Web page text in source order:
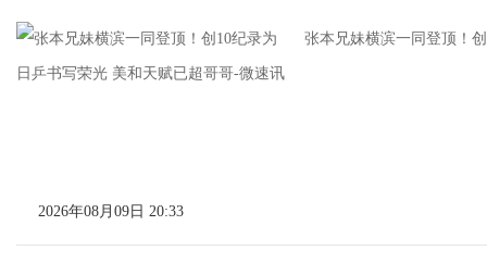
张本兄妹横滨一同登顶！
2026年08月09日 20:33